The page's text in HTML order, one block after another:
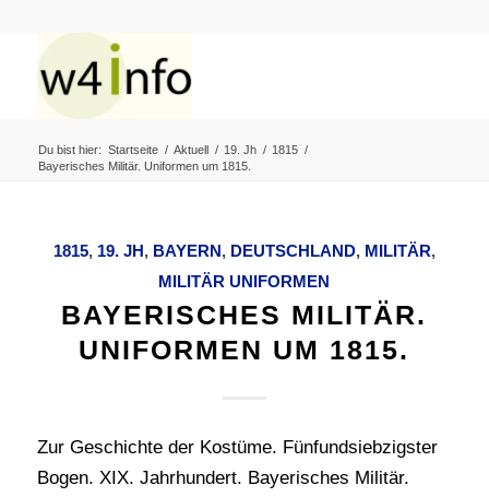
Du bist hier: Startseite / Aktuell / 19. Jh / 1815 /
Bayerisches Militär. Uniformen um 1815.
1815, 19. JH, BAYERN, DEUTSCHLAND, MILITÄR,
MILITÄR UNIFORMEN
BAYERISCHES MILITÄR.
UNIFORMEN UM 1815.
Zur Geschichte der Kostüme. Fünfundsiebzigster
Bogen. XIX. Jahrhundert. Bayerisches Militär.